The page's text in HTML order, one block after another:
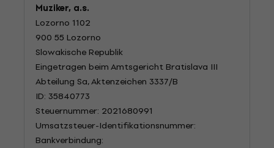
Muziker, a.s.
Lozorno 1102
900 55 Lozorno
Slowakische Republik
Eingetragen beim Amtsgericht Bratislava III
Abteilung Sa, Aktenzeichen 3337/B
ID: 35840773
Steuernummer: 2021680991
Umsatzsteuer-Identifikationsnummer:
Bankverbindung: